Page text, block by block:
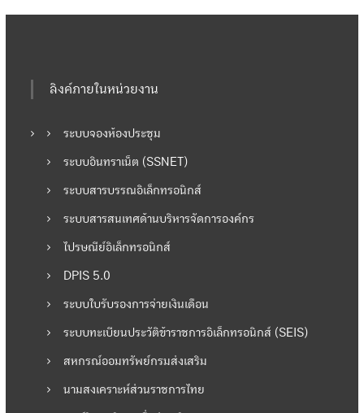
ลิงค์ภายในหน่วยงาน
ระบบจองห้องประชุม
ระบบอินทราเน็ต (SSNET)
ระบบสารบรรณอิเล็กทรอนิกส์
ระบบสารสนเทศด้านบริหารจัดการองค์กร
ไปรษณีย์อิเล็กทรอนิกส์
DPIS 5.0
ระบบใบรับรองการจ่ายเงินเดือน
ระบบทะเบียนประวัติข้าราชการอิเล็กทรอนิกส์ (SEIS)
สหกรณ์ออมทรัพย์กรมส่งเสริม
นามสงเคราะห์ส่วนราชการไทย